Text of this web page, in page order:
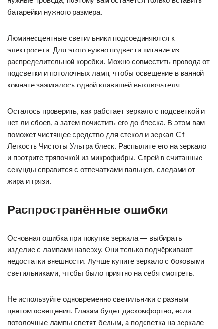
батарейки нужного размера.
Люминесцентные светильники подсоединяются к
электросети. Для этого нужно подвести питание из
распределительной коробки. Можно совместить провода от
подсветки и потолочных ламп, чтобы освещение в ванной
комнате зажигалось одной клавишей выключателя.
Осталось проверить, как работает зеркало с подсветкой и
нет ли сбоев, а затем почистить его до блеска. В этом вам
поможет чистящее средство для стекол и зеркал Cif
Легкость Чистоты Ультра блеск. Распылите его на зеркало
и протрите тряпочкой из микрофибры. Спрей в считанные
секунды справится с отпечатками пальцев, следами от
жира и грязи.
Распространённые ошибки
Основная ошибка при покупке зеркала — выбирать
изделие с лампами наверху. Они только подчёркивают
недостатки внешности. Лучше купите зеркало с боковыми
светильниками, чтобы было приятно на себя смотреть.
Не используйте одновременно светильники с разным
цветом освещения. Глазам будет дискомфортно, если
потолочные лампы светят белым, а подсветка на зеркале